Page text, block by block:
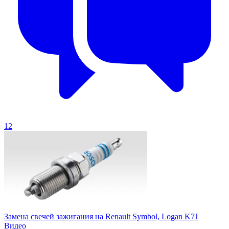
12
Замена свечей зажигания на Renault Symbol, Logan K7J
Видео